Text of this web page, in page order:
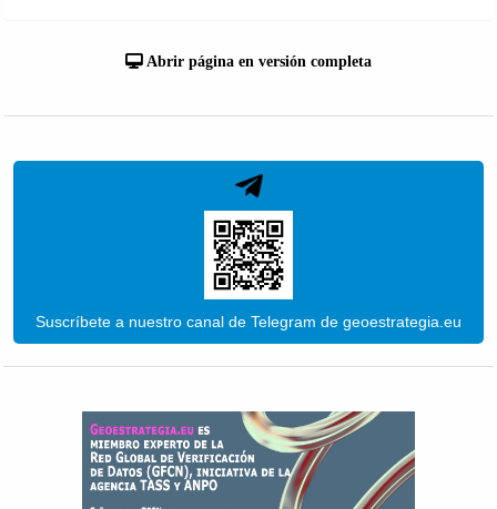
Abrir página en versión completa
Suscríbete a nuestro canal de Telegram de geoestrategia.eu